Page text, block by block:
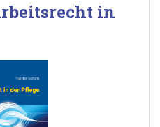
in